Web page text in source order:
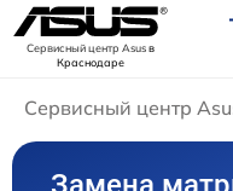
Сервисный центр Asusв
Краснодаре
Сервисный центр